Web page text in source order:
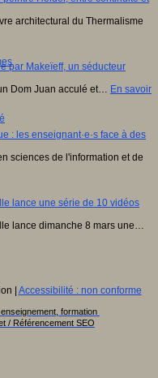
architectural du Thermalisme
par Makeïeff, un séducteur
Dom Juan acculé et… En savoir
: les enseignant·e·s face à des
sciences de l'information et de
lance une série de 10 vidéos
lance dimanche 8 mars une…
| Accessibilité : non conforme
formation
/ Référencement SEO